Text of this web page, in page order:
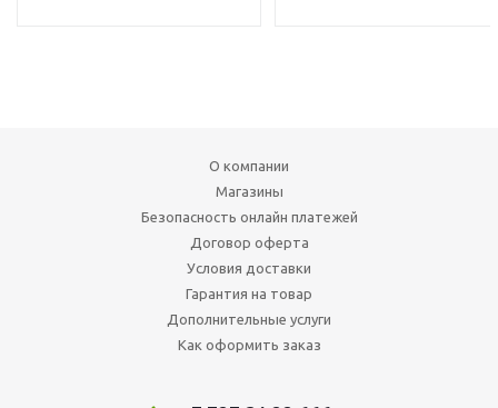
О компании
Магазины
Безопасность онлайн платежей
Договор оферта
Условия доставки
Гарантия на товар
Дополнительные услуги
Как оформить заказ